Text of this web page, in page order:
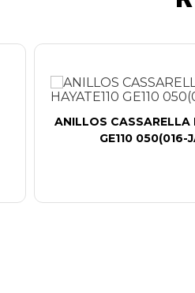
ANILLOS CASSARELLA
GE110 050(016-